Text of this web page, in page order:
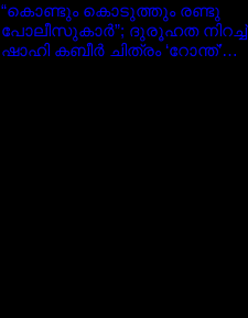
“കൊണ്ടും കൊടുത്തും രണ്ടു
പോലീസുകാർ”; ദുരൂഹത നിറച്ച്
ഷാഹി കബീർ ചിത്രം ‘റോന്ത്’